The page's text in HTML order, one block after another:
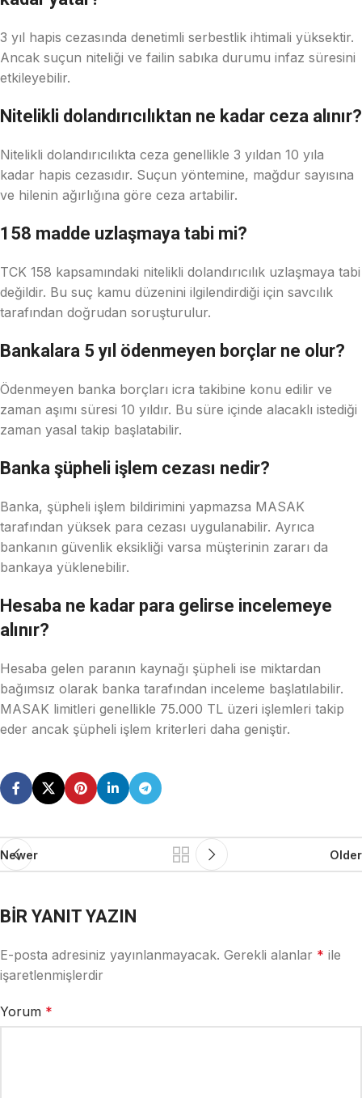
3 yıl hapis cezasında denetimli serbestlik ihtimali yüksektir.
Ancak suçun niteliği ve failin sabıka durumu infaz süresini
etkileyebilir.
Nitelikli dolandırıcılıktan ne kadar ceza alınır?
Nitelikli dolandırıcılıkta ceza genellikle 3 yıldan 10 yıla
kadar hapis cezasıdır. Suçun yöntemine, mağdur sayısına
ve hilenin ağırlığına göre ceza artabilir.
158 madde uzlaşmaya tabi mi?
TCK 158 kapsamındaki nitelikli dolandırıcılık uzlaşmaya tabi
değildir. Bu suç kamu düzenini ilgilendirdiği için savcılık
tarafından doğrudan soruşturulur.
Bankalara 5 yıl ödenmeyen borçlar ne olur?
Ödenmeyen banka borçları icra takibine konu edilir ve
zaman aşımı süresi 10 yıldır. Bu süre içinde alacaklı istediği
zaman yasal takip başlatabilir.
Banka şüpheli işlem cezası nedir?
Banka, şüpheli işlem bildirimini yapmazsa MASAK
tarafından yüksek para cezası uygulanabilir. Ayrıca
bankanın güvenlik eksikliği varsa müşterinin zararı da
bankaya yüklenebilir.
Hesaba ne kadar para gelirse incelemeye
alınır?
Hesaba gelen paranın kaynağı şüpheli ise miktardan
bağımsız olarak banka tarafından inceleme başlatılabilir.
MASAK limitleri genellikle 75.000 TL üzeri işlemleri takip
eder ancak şüpheli işlem kriterleri daha geniştir.
Newer Older
BIR YANIT YAZIN
E-posta adresiniz yayınlanmayacak. Gerekli alanlar * ile
işaretlenmişlerdir
Yorum *